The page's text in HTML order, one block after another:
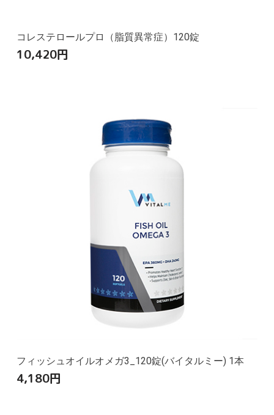
コレステロールプロ（脂質異常症）120錠
10,420円
フィッシュオイルオメガ3_120錠(バイタルミー) 1本
4,180円